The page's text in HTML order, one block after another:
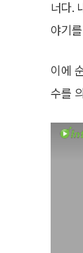
너다.
야기
이에
수를